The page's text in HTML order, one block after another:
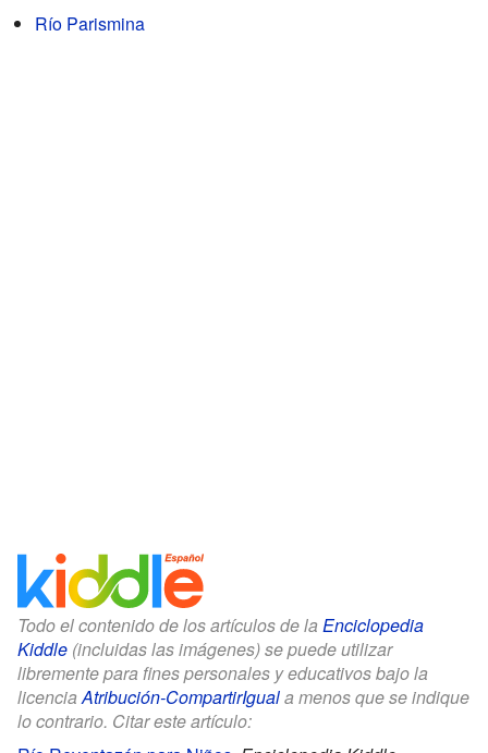
Río Parismina
Todo el contenido de los artículos de la Enciclopedia
Kiddle (incluidas las imágenes) se puede utilizar
libremente para fines personales y educativos bajo la
licencia Atribución-CompartirIguala menos que se indique
lo contrario. Citar este artículo: